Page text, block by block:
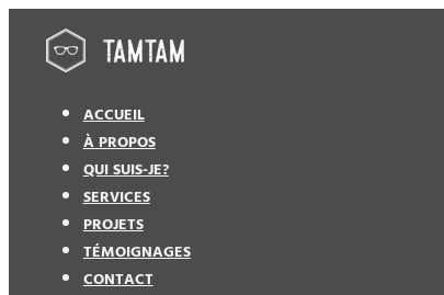
ACCUEIL
À PROPOS
QUI SUIS-JE?
SERVICES
PROJETS
TÉMOIGNAGES
CONTACT